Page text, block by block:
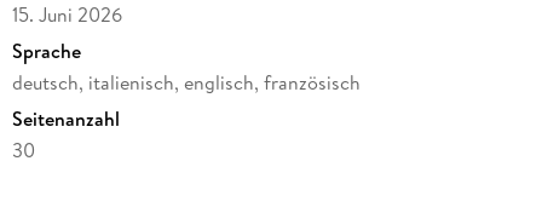
15. Juni 2026
Sprache
deutsch, italienisch, englisch, französisch
Seitenanzahl
30